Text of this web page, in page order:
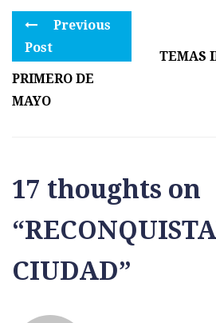
Previous
Post
PRIMERO DE
MAYO
TEMAS
17 thoughts on
“
CIUDAD”